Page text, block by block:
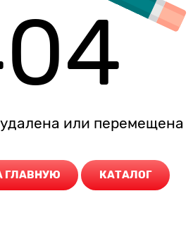
или перемещена
ГЛАВНУЮ КАТАЛОГ